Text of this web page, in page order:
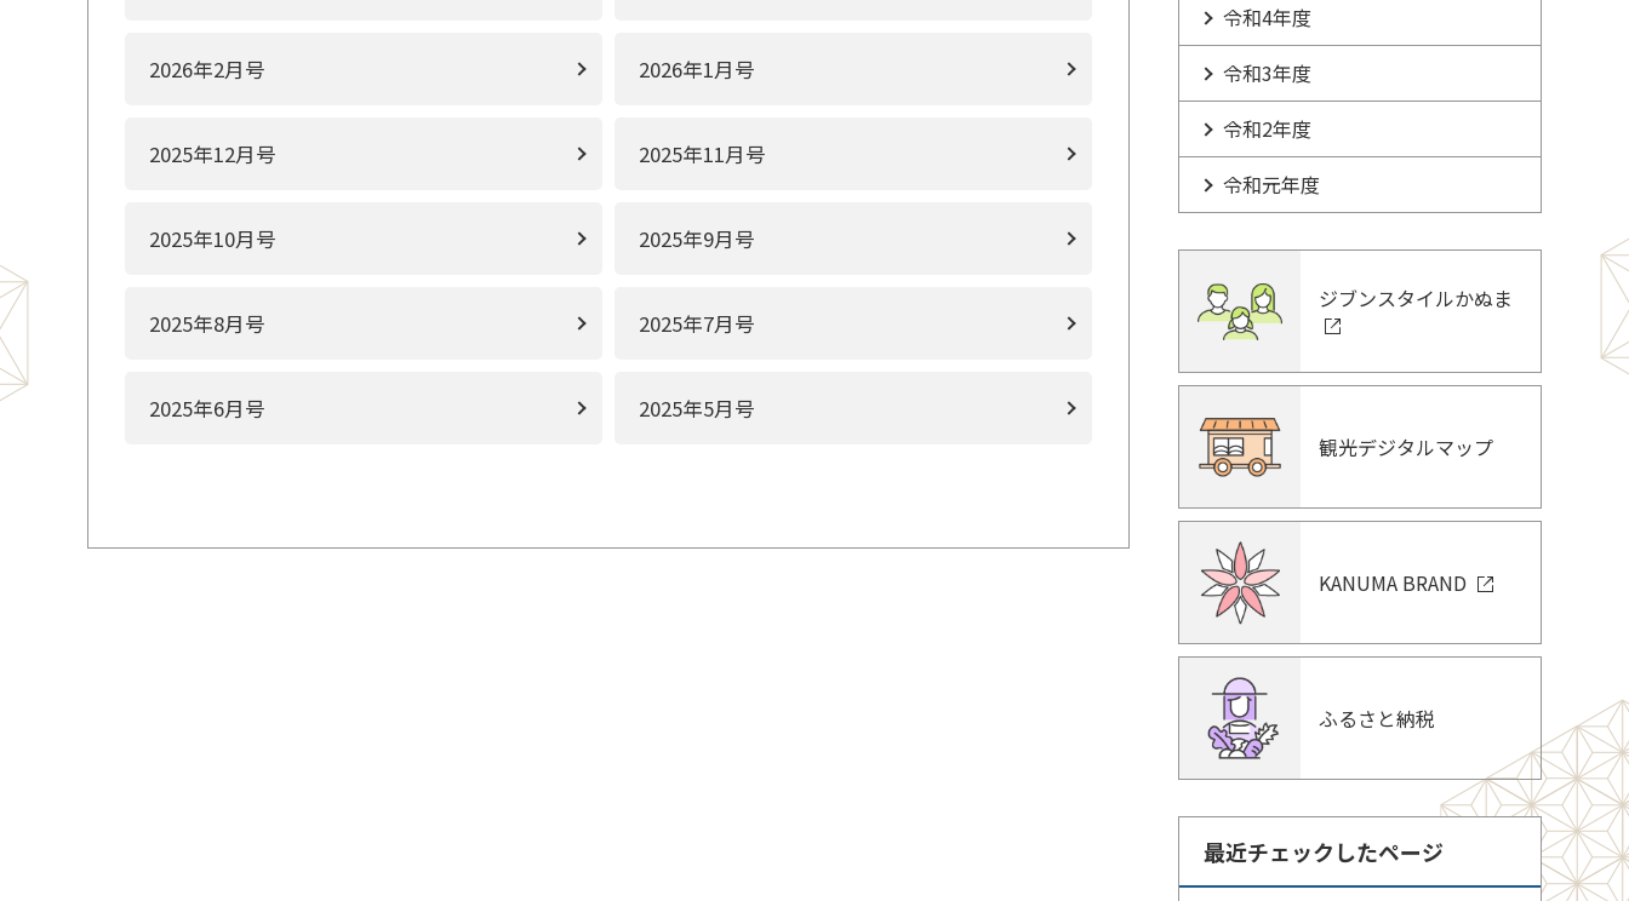
2026年2月号 2026年1月号
2025年12月号 2025年11月号
2025年10月号 2025年9月号
2025年8月号 2025年7月号
2025年6月号 2025年5月号
令和4年度
令和3年度
令和2年度
令和元年度
ジブンスタイルかぬま
観光デジタルマップ
KANUMA BRAND
ふるさと納税
最近チェックしたページ